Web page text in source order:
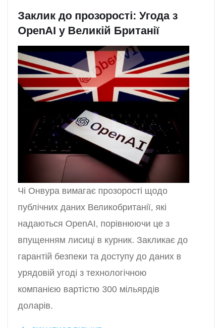
Заклик до прозорості: Угода з
OpenAI у Великій Британії
Чі Онвура вимагає прозорості щодо
публічних даних Великобританії, які
надаються OpenAI, порівнюючи це з
впущенням лисиці в курник. Закликає до
гарантій безпеки та доступу до даних в
урядовій угоді з технологічною
компанією вартістю 300 мільярдів
доларів.